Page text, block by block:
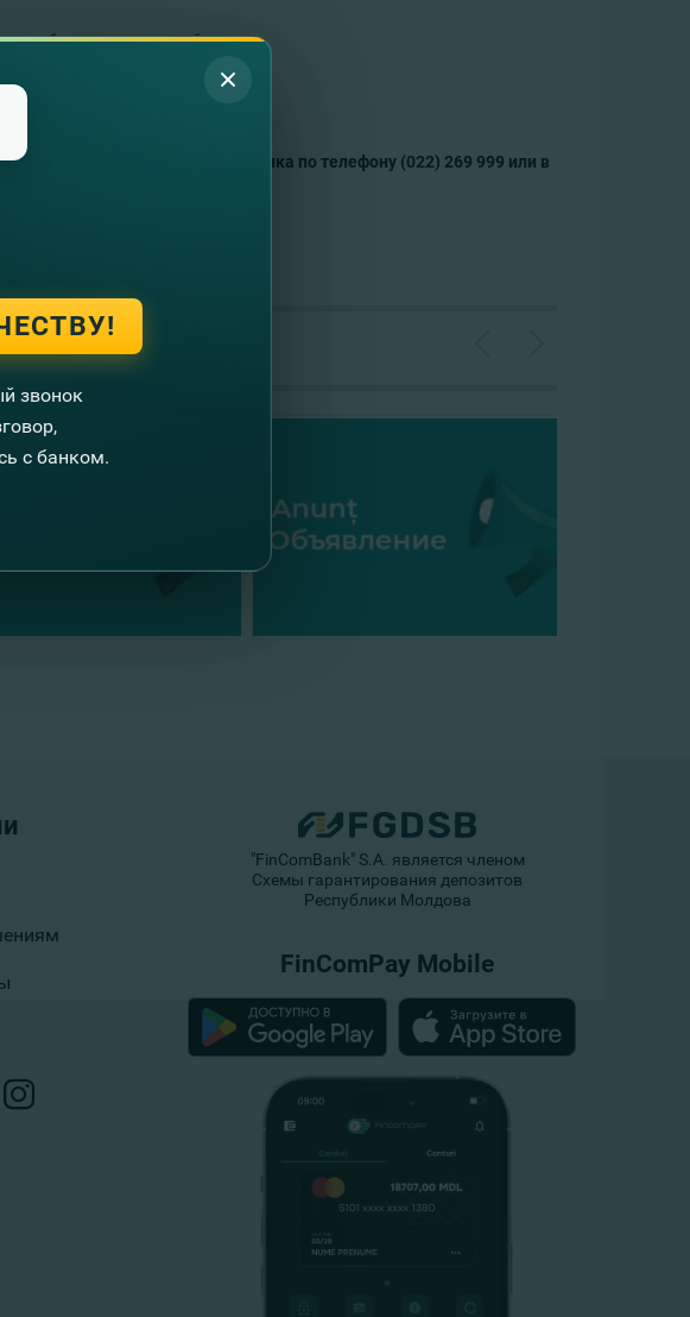
не будут частично работать:
обращайтесь в колл-центр Банка по телефону (022) 269 999 или в
"FinComBank" S.A. является членом
Схемы гарантирования депозитов
Республики Молдова
FinComPay Mobile
звонок
с банком.